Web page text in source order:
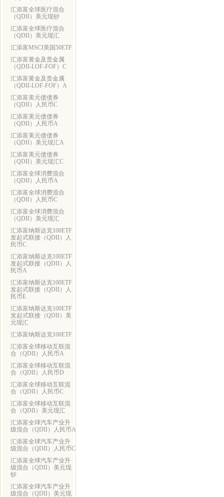
汇添富全球医疗混合
（QDII）美元现钞
汇添富全球医疗混合
（QDII）美元现汇
汇添富MSCI美国50ETF
汇添富黄金及贵金属
（QDII-LOF-FOF）C
汇添富黄金及贵金属
（QDII-LOF-FOF）A
汇添富美元债债券
（QDII）人民币C
汇添富美元债债券
（QDII）人民币A
汇添富美元债债券
（QDII）美元现汇A
汇添富美元债债券
（QDII）美元现汇C
汇添富全球消费混合
（QDII）人民币A
汇添富全球消费混合
（QDII）人民币C
汇添富全球消费混合
（QDII）美元现汇
汇添富纳斯达克100ETF
发起式联接（QDII）人
民币C
汇添富纳斯达克100ETF
发起式联接（QDII）人
民币A
汇添富纳斯达克100ETF
发起式联接（QDII）人
民币E
汇添富纳斯达克100ETF
发起式联接（QDII）美
元现汇
汇添富纳斯达克100ETF
汇添富全球移动互联混
合（QDII）人民币A
汇添富全球移动互联混
合（QDII）人民币D
汇添富全球移动互联混
合（QDII）人民币C
汇添富全球移动互联混
合（QDII）美元现汇
汇添富全球汽车产业升
级混合（QDII）人民币A
汇添富全球汽车产业升
级混合（QDII）人民币C
汇添富全球汽车产业升
级混合（QDII）美元现
钞
汇添富全球汽车产业升
级混合（QDII）美元现